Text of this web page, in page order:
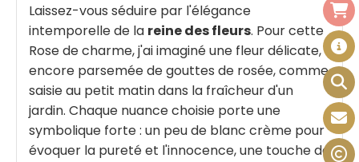
Laissez-vous séduire par l'élégance
intemporelle de la reine des fleurs. Pour cette
Rose de charme, j'ai imaginé une fleur délicate,
encore parsemée de gouttes de rosée, comme
saisie au petit matin dans la fraîcheur d'un
jardin. Chaque nuance choisie porte une
symbolique forte : un peu de blanc crème pour
évoquer la pureté et l'innocence, une touche de